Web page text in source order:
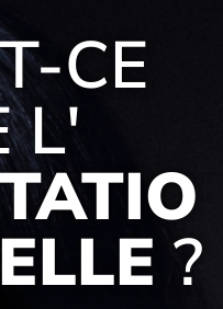
CE
L'
?